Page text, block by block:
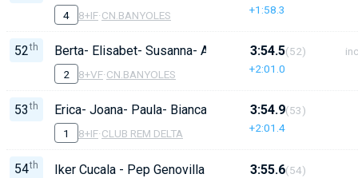
4 8+IF·CN.BANYOLES +1:58.3
52th Berta- Elisabet- Susanna- Anna- S?lvia- Eva- Cristina-
2 8+VF·CN.BANYOLES
3:54.5
+2:01.0
(52)
53 th Erica- Joana- Paula- Bianca- Paula- Blanca- Martina-
1 8+IF·CLUB REM DELTA
3:54.9
+2:01.4
(53)
54th Iker Cucala - Pep Genovilla - Noa Reverte - Kevin Pop
3:55.6(54)